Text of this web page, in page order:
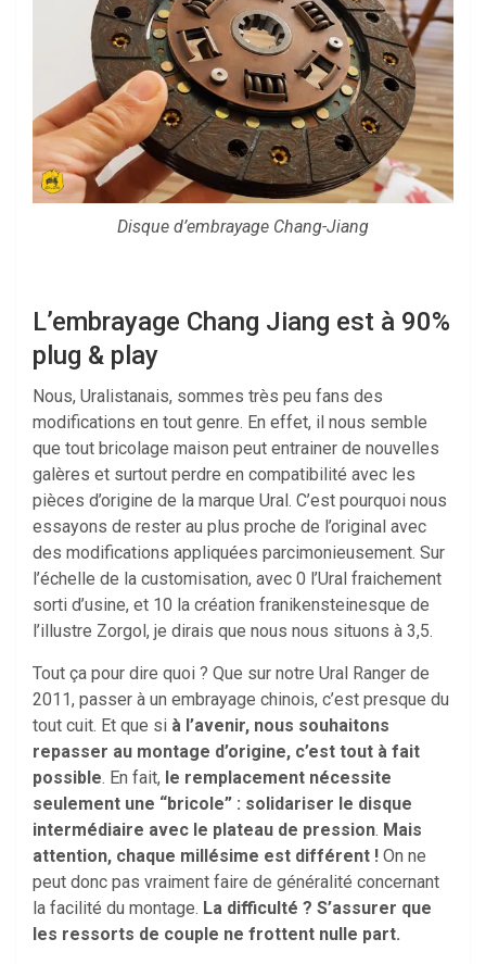
Disque d’embrayage Chang-Jiang
L’embrayage Chang Jiang est à 90%
plug & play
Nous, Uralistanais, sommes très peu fans des
modifications en tout genre. En effet, il nous semble
que tout bricolage maison peut entrainer de nouvelles
galères et surtout perdre en compatibilité avec les
pièces d’origine de la marque Ural. C’est pourquoi nous
essayons de rester au plus proche de l’original avec
des modifications appliquées parcimonieusement. Sur
l’échelle de la customisation, avec 0 l’Ural fraichement
sorti d’usine, et 10 la création franikensteinesque de
l’illustre Zorgol, je dirais que nous nous situons à 3,5.
Tout ça pour dire quoi ? Que sur notre Ural Ranger de
2011, passer à un embrayage chinois, c’est presque du
tout cuit. Et que si à l’avenir, nous souhaitons
repasser au montage d’origine, c’est tout à fait
possible. En fait, le remplacement nécessite
seulement une “bricole” : solidariser le disque
intermédiaire avec le plateau de pression. Mais
attention, chaque millésime est différent ! On ne
peut donc pas vraiment faire de généralité concernant
la facilité du montage. La difficulté ? S’assurer que
les ressorts de couple ne frottent nulle part.